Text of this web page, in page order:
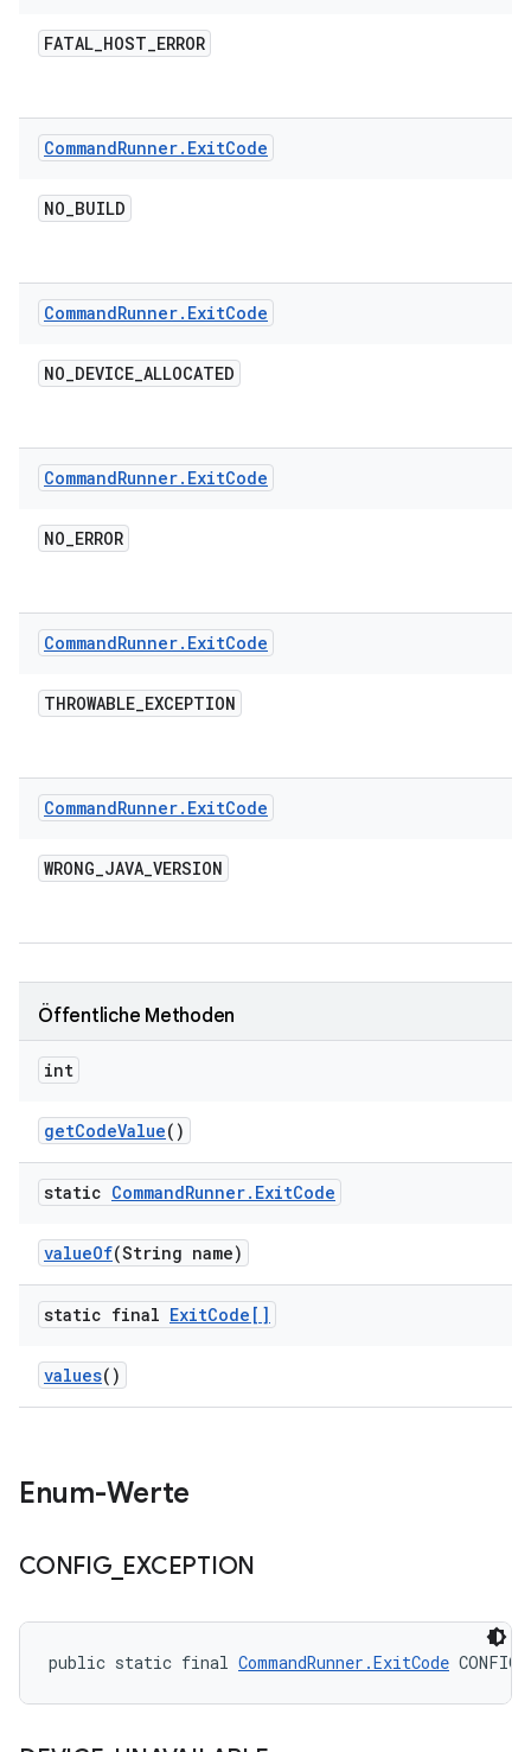
FATAL_HOST_ERROR
CommandRunner. ExitCode
NO_BUILD
CommandRunner. ExitCode
NO_DEVICE_ALLOCATED
CommandRunner. ExitCode
NO_ERROR
CommandRunner. ExitCode
THROWABLE_EXCEPTION
CommandRunner. ExitCode
WRONG_JAVA_VERSION
Öffentliche Methoden
int
getCodeValue()
static CommandRunner. ExitCode
valueOf(String name)
static final ExitCode[]
values()
Enum-Werte
CONFIG_ EXCEPTION
public static final CommandRunner.ExitCode